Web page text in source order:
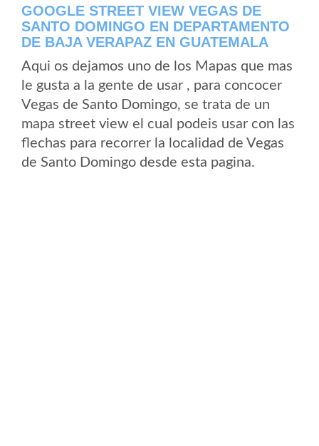
GOOGLE STREET VIEW VEGAS DE
SANTO DOMINGO EN DEPARTAMENTO
DE BAJA VERAPAZ EN GUATEMALA
Aqui os dejamos uno de los Mapas que mas
le gusta a la gente de usar , para concocer
Vegas de Santo Domingo, se trata de un
mapa street view el cual podeis usar con las
flechas para recorrer la localidad de Vegas
de Santo Domingo desde esta pagina.